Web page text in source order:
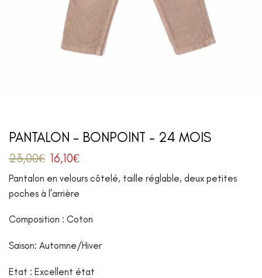
PANTALON – BONPOINT – 24 MOIS
23,00€ 16,10€
Pantalon en velours côtelé, taille réglable, deux petites
poches à l’arrière
Composition : Coton
Saison: Automne/Hiver
Etat : Excellent état